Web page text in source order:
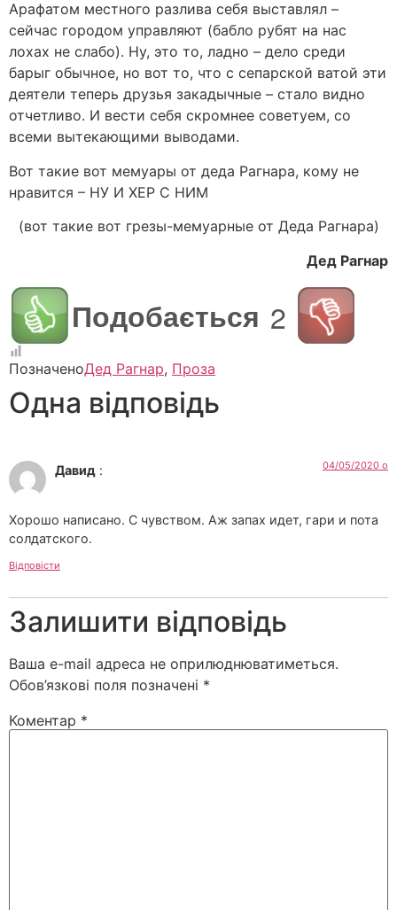
Арафатом местного разлива себя выставлял –
сейчас городом управляют (бабло рубят на нас
лохах не слабо). Ну, это то, ладно – дело среди
барыг обычное, но вот то, что с сепарской ватой эти
деятели теперь друзья закадычные – стало видно
отчетливо. И вести себя скромнее советуем, со
всеми вытекающими выводами.
Вот такие вот мемуары от деда Рагнара, кому не
нравится – НУ И ХЕР С НИМ
(вот такие вот грезы-мемуарные от Деда Рагнара)
Дед Рагнар
Подобається 2
ПозначеноДед Рагнар, Проза
Одна відповідь
Давид : 04/05/2020 о
Хорошо написано. С чувством. Аж запах идет, гари и пота
солдатского.
Відповісти
Залишити відповідь
Ваша e-mail адреса не оприлюднюватиметься.
Обов’язкові поля позначені *
Коментар *